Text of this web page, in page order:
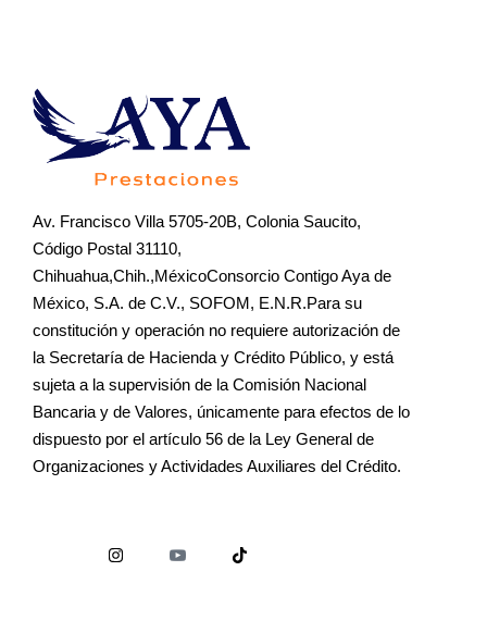
Av. Francisco Villa 5705-20B, Colonia Saucito,
Código Postal 31110,
Chihuahua,Chih.,MéxicoConsorcio Contigo Aya de
México, S.A. de C.V., SOFOM, E.N.R.Para su
constitución y operación no requiere autorización de
la Secretaría de Hacienda y Crédito Público, y está
sujeta a la supervisión de la Comisión Nacional
Bancaria y de Valores, únicamente para efectos de lo
dispuesto por el artículo 56 de la Ley General de
Organizaciones y Actividades Auxiliares del Crédito.